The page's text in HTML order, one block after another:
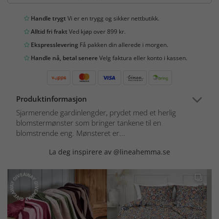
Handle trygtVi er en trygg og sikker nettbutikk.
Alltid fri fraktVed kjøp over 899 kr.
Ekspresslevering Få pakken din allerede i morgen.
Handle nå, betal senereVelg faktura eller konto i kassen.
Produktinformasjon
Sjarmerende gardinlengder, prydet med et herlig
blomstermønster som bringer tankene til en
blomstrende eng. Mønsteret er...
La deg inspirere av @lineahemma.se